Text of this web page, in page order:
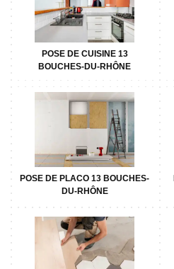
POSE DE CUISINE 13
BOUCHES-DU-RHÔNE
POSE DE PLACO 13 BOUCHES-
DU-RHÔNE